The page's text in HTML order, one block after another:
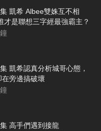
凱希 Albee雙姝互不相
才是聯想三字經最強霸主？
凱希認真分析城哥心態，
在旁邊搞破壞
高手們遇到接龍